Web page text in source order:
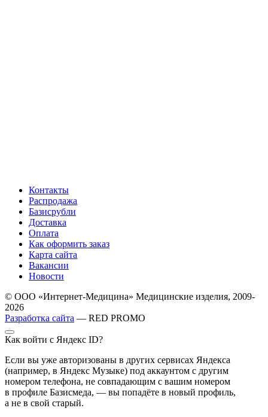
Контакты
Распродажа
Базисрубли
Доставка
Оплата
Как оформить заказ
Карта сайта
Вакансии
Новости
© ООО «Интернет-Медицина» Медицинские изделия, 2009-
2026
Разработка сайта — RED PROMO
Как войти с Яндекс ID?
Если вы уже авторизованы в других сервисах Яндекса
(например, в Яндекс Музыке) под аккаунтом с другим
номером телефона, не совпадающим с вашим номером
в профиле Базисмеда, — вы попадёте в новый профиль,
а не в свой старый.